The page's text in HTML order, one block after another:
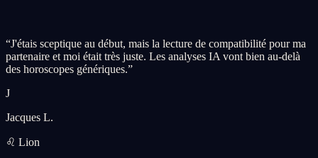
“J'étais sceptique au début, mais la lecture de compatibilité pour ma
partenaire et moi était très juste. Les analyses IA vont bien au-delà
des horoscopes génériques.”
J
Jacques L.
♌ Lion